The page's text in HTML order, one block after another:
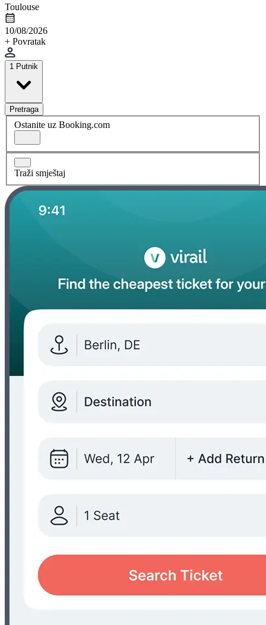
Toulouse
10/08/2026
+ Povratak
1 Putnik
Pretraga
Ostanite uz Booking.com
Traži smještaj